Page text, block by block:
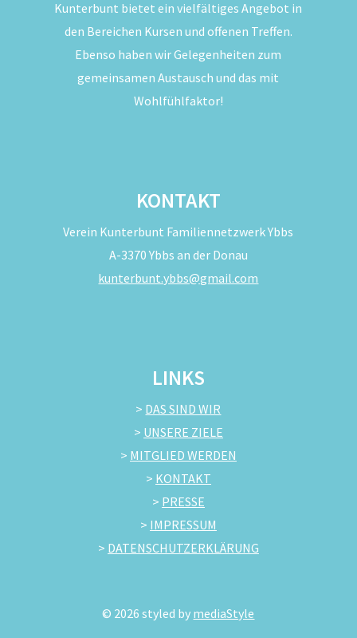
Kunterbunt bietet ein vielfältiges Angebot in
den Bereichen Kursen und offenen Treffen.
Ebenso haben wir Gelegenheiten zum
gemeinsamen Austausch und das mit
Wohlfühlfaktor!
KONTAKT
Verein Kunterbunt Familiennetzwerk Ybbs
A-3370 Ybbs an der Donau
kunterbunt.ybbs@gmail.com
LINKS
> DAS SIND WIR
> UNSERE ZIELE
> MITGLIED WERDEN
> KONTAKT
> PRESSE
> IMPRESSUM
> DATENSCHUTZERKLÄRUNG
© 2026 styled by mediaStyle